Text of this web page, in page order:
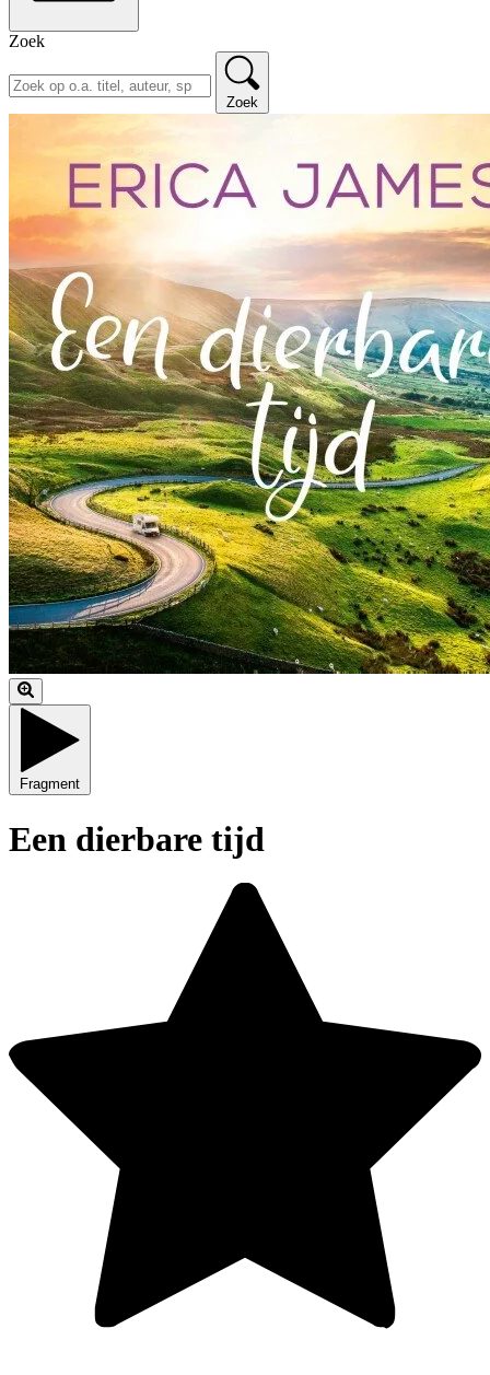
Zoek
Zoek
Fragment
Een dierbare tijd